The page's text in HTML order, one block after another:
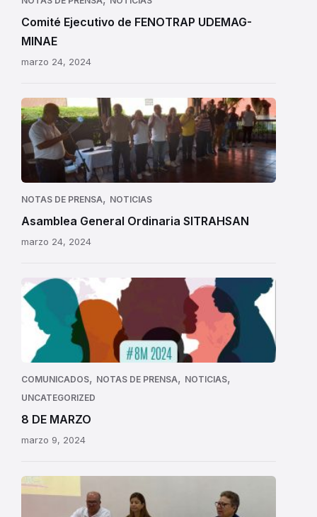
Comité Ejecutivo de FENOTRAP UDEMAG-
MINAE
marzo 24, 2024
NOTAS DE PRENSA, NOTICIAS
Asamblea General Ordinaria SITRAHSAN
marzo 24, 2024
COMUNICADOS, NOTAS DE PRENSA, NOTICIAS,
UNCATEGORIZED
8 DE MARZO
marzo 9, 2024